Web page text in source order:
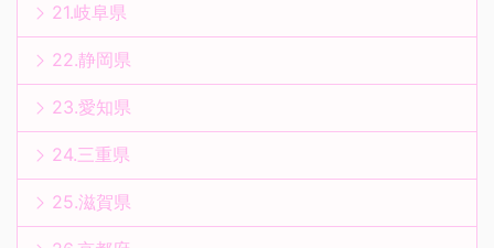
21.岐阜県
22.静岡県
23.愛知県
24.三重県
25.滋賀県